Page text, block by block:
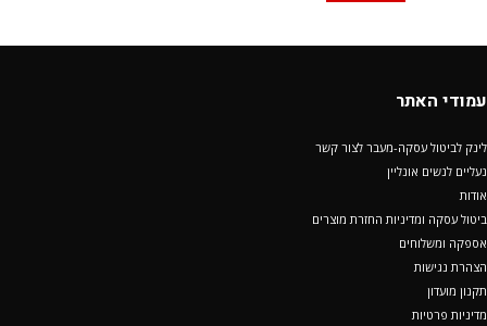
עמודי האתר
לינק לביטול עסקה-מעבר לצור קשר
נעליים לנשים אונליין
אודות
ביטול עסקה ומדיניות החזרת מוצרים
אספקה ומשלוחים
הצהרת נגישות
תקנון מועדון
מדיניות פרטיות